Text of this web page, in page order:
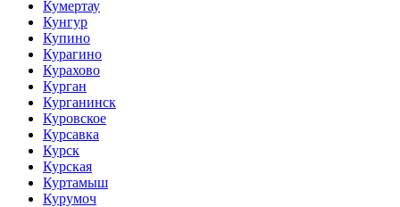
Кумертау
Кунгур
Купино
Курагино
Курахово
Курган
Курганинск
Куровское
Курсавка
Курск
Курская
Куртамыш
Курумоч